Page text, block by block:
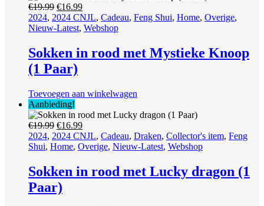
€19.99 Oorspronkelijke
prijs
was:
€16.99Huidige
prijs
is:
2024, 2024 CNJL, Cadeau, Feng Shui, Home, Overige,
Nieuw-Latest, Webshop
Sokken in rood met Mystieke Knoop
(1 Paar)
Toevoegen aan winkelwagen
Aanbieding!
€19.99 Oorspronkelijke
prijs
was:
€16.99Huidige
prijs
is:
2024, 2024 CNJL, Cadeau, Draken, Collector's item, Feng
Shui, Home, Overige, Nieuw-Latest, Webshop
Sokken in rood met Lucky dragon (1
Paar)